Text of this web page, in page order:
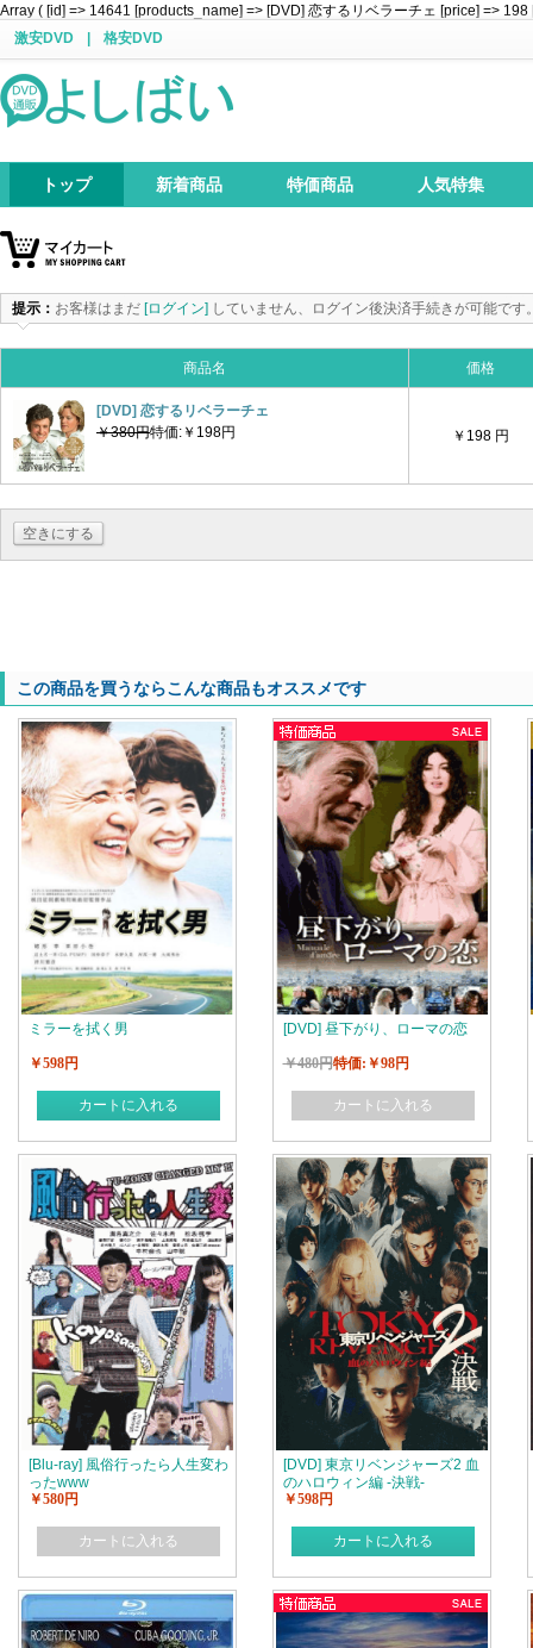
Array ( [id] => 14641 [products_name] => [DVD] 恋するリベラーチェ [price] => 198
激安DVD
格安DVD
トップ 新着商品 特価商品 人気特集
提示： お客様はまだ [ログイン] していません、ログイン後決済手続きが可能です
商品名 価格
[DVD] 恋するリベラーチェ
￥380円特価:￥198円 ￥198 円
空きにする
この商品を買うならこんな商品もオススメです
ミラーを拭く男
￥598円
カートに入れる
[DVD] 昼下がり、ローマの恋
￥480円特価:￥98円
カートに入れる
[Blu-ray] 風俗行ったら人生変わ
ったwww
￥580円
カートに入れる
[DVD] 東京リベンジャーズ2 血
のハロウィン編 -決戦-
￥598円
カートに入れる